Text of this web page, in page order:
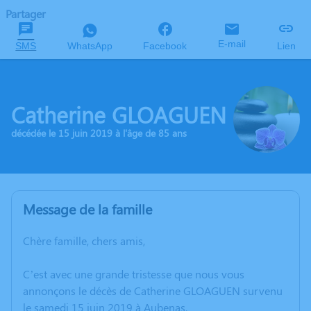
Partager
SMS WhatsApp Facebook E-mail Lien
Catherine GLOAGUEN
décédée le 15 juin 2019 à l'âge de 85 ans
Message de la famille
Chère famille, chers amis,
C’est avec une grande tristesse que nous vous
annonçons le décès de Catherine GLOAGUEN survenu
le samedi 15 juin 2019 à Aubenas.